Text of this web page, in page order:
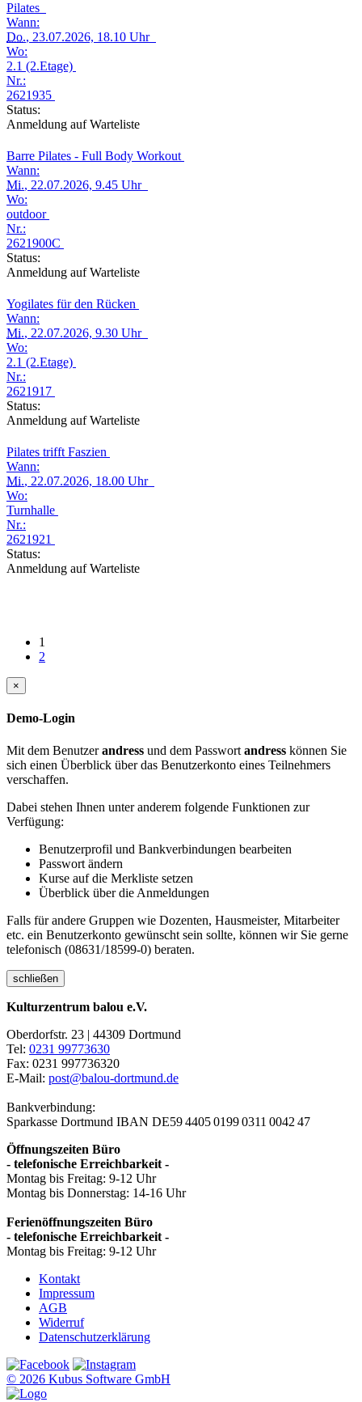
Pilates
Wann:
Do., 23.07.2026, 18.10 Uhr
Wo:
2.1 (2.Etage)
Nr.:
2621935
Status:
Anmeldung auf Warteliste
Barre Pilates - Full Body Workout
Wann:
Mi., 22.07.2026, 9.45 Uhr
Wo:
outdoor
Nr.:
2621900C
Status:
Anmeldung auf Warteliste
Yogilates für den Rücken
Wann:
Mi., 22.07.2026, 9.30 Uhr
Wo:
2.1 (2.Etage)
Nr.:
2621917
Status:
Anmeldung auf Warteliste
Pilates trifft Faszien
Wann:
Mi., 22.07.2026, 18.00 Uhr
Wo:
Turnhalle
Nr.:
2621921
Status:
Anmeldung auf Warteliste
1
2
×
Demo-Login
Mit dem Benutzerandress und dem Passwort andress können Sie
sich einen Überblick über das Benutzerkonto eines Teilnehmers
verschaffen.
Dabei stehen Ihnen unter anderem folgende Funktionen zur
Verfügung:
Benutzerprofil und Bankverbindungen bearbeiten
Passwort ändern
Kurse auf die Merkliste setzen
Überblick über die Anmeldungen
Falls für andere Gruppen wie Dozenten, Hausmeister, Mitarbeiter
etc. ein Benutzerkonto gewünscht sein sollte, können wir Sie gerne
telefonisch (08631/18599-0) beraten.
schließen
Kulturzentrum balou e.V.
Oberdorfstr. 23 | 44309 Dortmund
Tel: 0231 99773630
Fax: 0231 997736320
E-Mail: post@balou-dortmund.de
Bankverbindung:
Sparkasse Dortmund IBAN DE59 4405 0199 0311 0042 47
Öffnungszeiten Büro
- telefonische Erreichbarkeit -
Montag bis Freitag: 9-12 Uhr
Montag bis Donnerstag: 14-16 Uhr
Ferienöffnungszeiten Büro
- telefonische Erreichbarkeit -
Montag bis Freitag: 9-12 Uhr
Kontakt
Impressum
AGB
Widerruf
Datenschutzerklärung
© 2026 Kubus Software GmbH